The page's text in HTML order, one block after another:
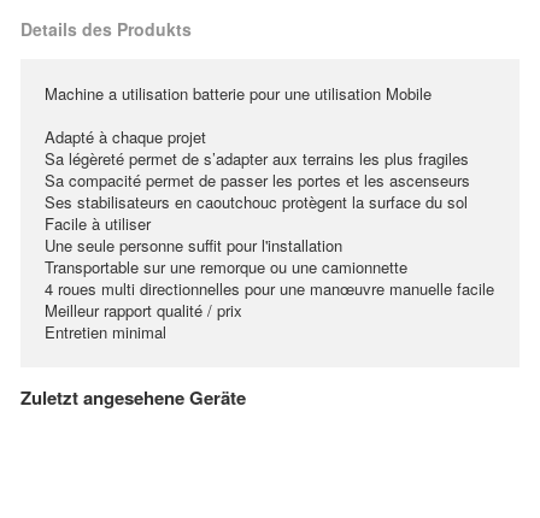
Details des Produkts
Machine a utilisation batterie pour une utilisation Mobile
Adapté à chaque projet
Sa légèreté permet de s’adapter aux terrains les plus fragiles
Sa compacité permet de passer les portes et les ascenseurs
Ses stabilisateurs en caoutchouc protègent la surface du sol
Facile à utiliser
Une seule personne suffit pour l'installation
Transportable sur une remorque ou une camionnette
4 roues multi directionnelles pour une manœuvre manuelle facile
Meilleur rapport qualité / prix
Entretien minimal
Zuletzt angesehene Geräte